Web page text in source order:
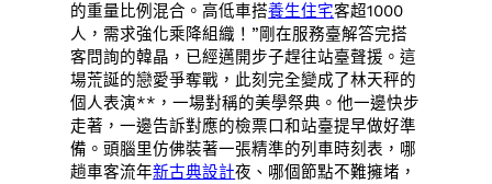
的重量比例混合。高低車搭養生住宅客超1000
人，需求強化乘降組織！”剛在服務臺解答完搭
客問詢的韓晶，已經邁開步子趕往站臺聲援。這
場荒誕的戀愛爭奪戰，此刻完全變成了林天秤的
個人表演**，一場對稱的美學祭典。他一邊快步
走著，一邊告訴對應的檢票口和站臺提早做好準
備。頭腦里仿佛裝著一張精準的列車時刻表，哪
趟車客流年新古典設計夜、哪個節點不難擁堵，